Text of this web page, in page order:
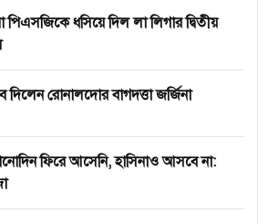
ধসিয়ে দিল লা লিগার দ্বিতীয়
রোনালদোর বাগদত্তা জর্জিনা
ফিরে আসেনি, হাসিনাও আসবে না: